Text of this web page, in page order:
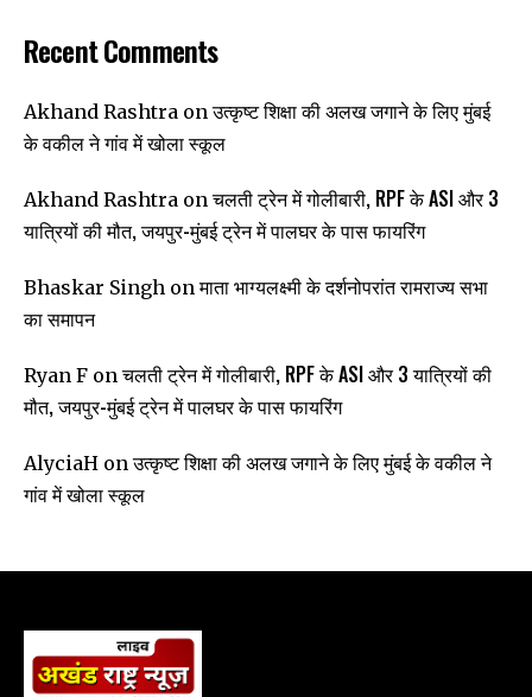
Recent Comments
Akhand Rashtra onउत्कृष्ट शिक्षा की अलख जगाने के लिए मुंबई
के वकील ने गांव में खोला स्कूल
Akhand Rashtra onचलती ट्रेन में गोलीबारी, RPF के ASI और 3
यात्रियों की मौत, जयपुर-मुंबई ट्रेन में पालघर के पास फायरिंग
Bhaskar Singh onमाता भाग्यलक्ष्मी के दर्शनोपरांत रामराज्य सभा
का समापन
Ryan F onचलती ट्रेन में गोलीबारी, RPF के ASI और 3 यात्रियों की
मौत, जयपुर-मुंबई ट्रेन में पालघर के पास फायरिंग
AlyciaH onउत्कृष्ट शिक्षा की अलख जगाने के लिए मुंबई के वकील ने
गांव में खोला स्कूल